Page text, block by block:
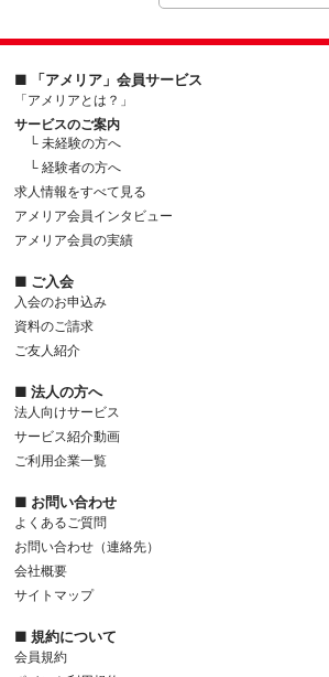
■ 「アメリア」会員サービス
「アメリアとは？」
サービスのご案内
└ 未経験の方へ
└ 経験者の方へ
求人情報をすべて見る
アメリア会員インタビュー
アメリア会員の実績
■ ご入会
入会のお申込み
資料のご請求
ご友人紹介
■ 法人の方へ
法人向けサービス
サービス紹介動画
ご利用企業一覧
■ お問い合わせ
よくあるご質問
お問い合わせ（連絡先）
会社概要
サイトマップ
■ 規約について
会員規約